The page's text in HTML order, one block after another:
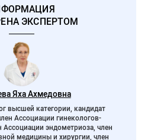
ЭКСПЕРТОМ
Яха Ахмедовна
высшей категории, кандидат
Ассоциации гинекологов-
эндометриоза, член
медицины и хирургии, член